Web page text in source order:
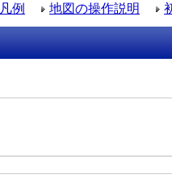
凡例
地図の操作説明